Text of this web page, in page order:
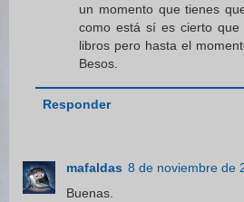
un momento que tienes
como está sí es cierto
libros pero hasta el
Besos.
Responder
mafaldas 8 de noviembre de
Buenas.